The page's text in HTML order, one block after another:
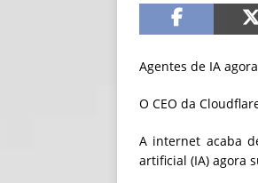
Agentes de IA
O CEO da
A internet acaba
artificial (IA) agora